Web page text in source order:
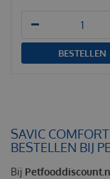
BESTELLEN
SAVIC
BESTELLEN BIJ
Bij